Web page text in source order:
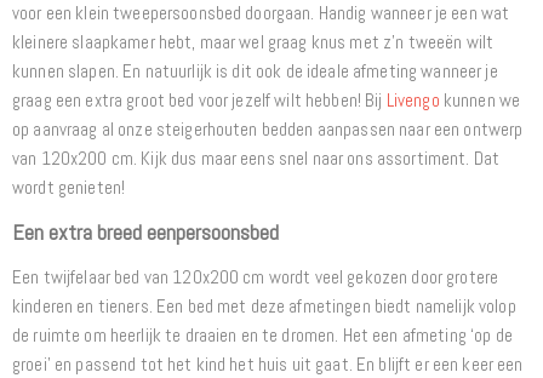
voor een klein tweepersoonsbed doorgaan. Handig wanneer je een wat
kleinere slaapkamer hebt, maar wel graag knus met z’n tweeën wilt
kunnen slapen. En natuurlijk is dit ook de ideale afmeting wanneer je
graag een extra groot bed voor jezelf wilt hebben! Bij Livengo kunnen we
op aanvraag al onze steigerhouten bedden aanpassen naar een ontwerp
van 120x200 cm. Kijk dus maar eens snel naar ons assortiment. Dat
wordt genieten!
Een extra breed eenpersoonsbed
Een twijfelaar bed van 120x200 cm wordt veel gekozen door grotere
kinderen en tieners. Een bed met deze afmetingen biedt namelijk volop
de ruimte om heerlijk te draaien en te dromen. Het een afmeting ‘op de
groei’ en passend tot het kind het huis uit gaat. En blijft er een keer een